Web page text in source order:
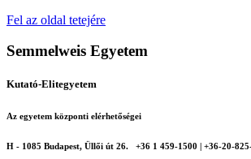
Fel az oldal tetejére
Semmelweis Egyetem
Kutató-Elitegyetem
Az egyetem központi elérhetőségei
H - 1085 Budapest, Üllői út 26.
+36 1 459-1500 | +36-20-